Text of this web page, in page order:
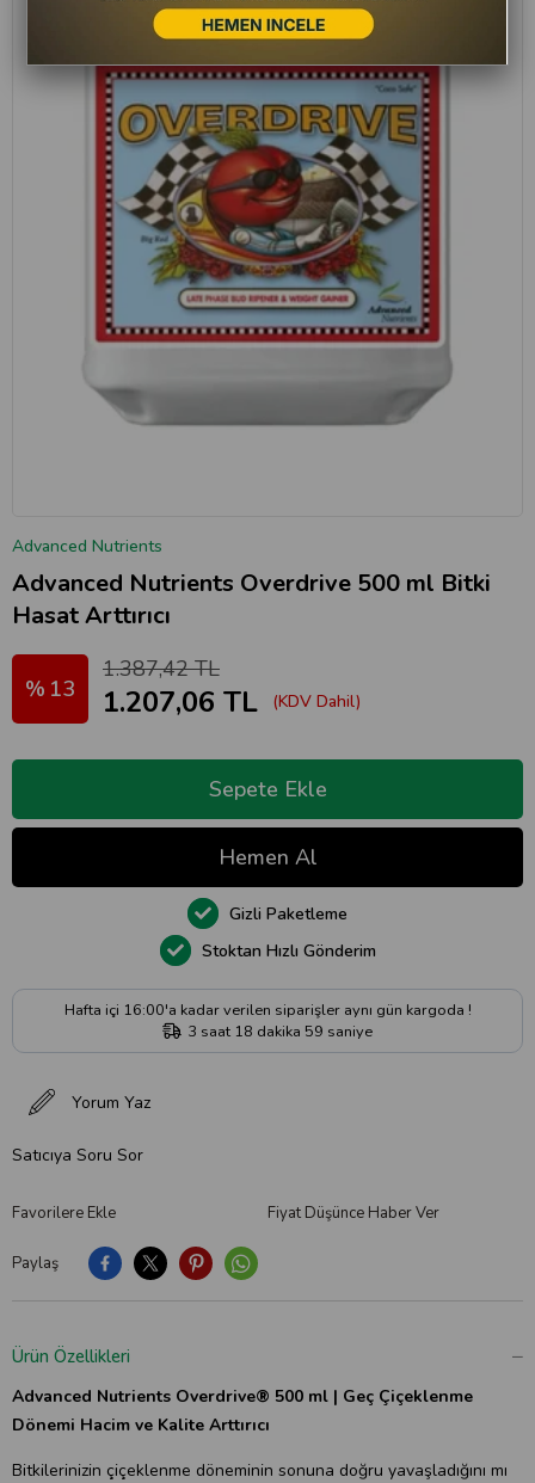
Advanced Nutrients
Advanced Nutrients Overdrive 500 ml Bitki
Hasat Arttırıcı
13
1.387,42 TL
1.207,06 TL (KDV Dahil)
Paylaş
Favorilere Ekle Fiyat Düşünce Haber Ver
Yorum Yaz
Satıcıya Soru Sor
Hafta içi 16:00'a kadar verilen siparişler aynı gün kargoda !
3 saat 18 dakika 59 saniye
Stoktan Hızlı Gönderim
Gizli Paketleme
Ürün Özellikleri
Advanced Nutrients Overdrive® 500 ml | Geç Çiçeklenme
Dönemi Hacim ve Kalite Arttırıcı
Bitkilerinizin çiçeklenme döneminin sonuna doğru yavaşladığını mı